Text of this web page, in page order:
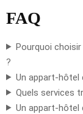
FAQ
Pourquoi
?
Un appart-hôtel
Quels services
Un appart-hôtel